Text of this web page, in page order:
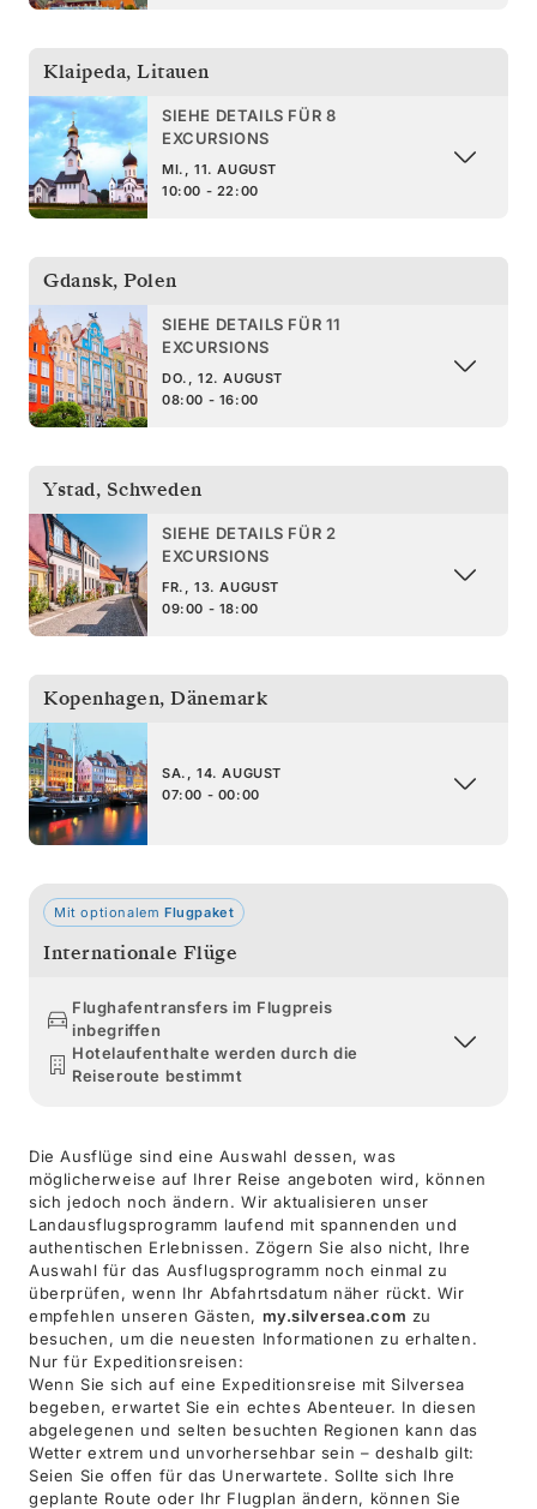
Klaipeda, Litauen
SIEHE DETAILS FÜR 8
EXCURSIONS
MI., 11. AUGUST
10:00 - 22:00
Gdansk, Polen
SIEHE DETAILS FÜR 11
EXCURSIONS
DO., 12. AUGUST
08:00 - 16:00
Ystad, Schweden
SIEHE DETAILS FÜR 2
EXCURSIONS
FR., 13. AUGUST
09:00 - 18:00
Kopenhagen, Dänemark
SA., 14. AUGUST
07:00 - 00:00
Mit optionalem Flugpaket
Internationale Flüge
Flughafentransfers im Flugpreis
inbegriffen
Hotelaufenthalte werden durch die
Reiseroute bestimmt
Die Ausflüge sind eine Auswahl dessen, was
möglicherweise auf Ihrer Reise angeboten wird, können
sich jedoch noch ändern. Wir aktualisieren unser
Landausflugsprogramm laufend mit spannenden und
authentischen Erlebnissen. Zögern Sie also nicht, Ihre
Auswahl für das Ausflugsprogramm noch einmal zu
überprüfen, wenn Ihr Abfahrtsdatum näher rückt. Wir
empfehlen unseren Gästen, my.silversea.com zu
besuchen, um die neuesten Informationen zu erhalten.
Nur für Expeditionsreisen:
Wenn Sie sich auf eine Expeditionsreise mit Silversea
begeben, erwartet Sie ein echtes Abenteuer. In diesen
abgelegenen und selten besuchten Regionen kann das
Wetter extrem und unvorhersehbar sein – deshalb gilt:
Seien Sie offen für das Unerwartete. Sollte sich Ihre
geplante Route oder Ihr Flugplan ändern, können Sie